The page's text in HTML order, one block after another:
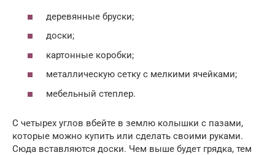
деревянные бруски;
доски;
картонные коробки;
металлическую сетку с мелкими ячейками;
мебельный степлер.
С четырех углов вбейте в землю колышки с пазами,
которые можно купить или сделать своими руками.
Сюда вставляются доски. Чем выше будет грядка, тем